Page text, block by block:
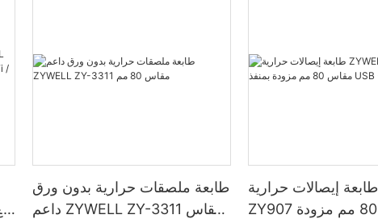
طابعة ملصقات حرارية بدون ورق
داعم ZYWELL ZY-3311 مقاس
طابعة إيصالات حرارية ZYWELL
ZY907 مقاس 80 مم مزودة